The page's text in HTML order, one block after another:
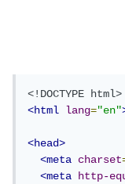
<!DOCTYPE html>
<html
lang="en"
<head>
<meta
charset
<meta
http-